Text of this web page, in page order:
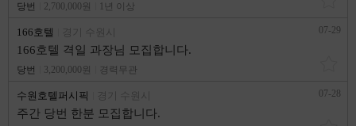
당번 2,700,000원 1년 이상
166호텔 경기 수원시
166호텔 격일 과장님 모집합니다.
당번 3,200,000원 경력무관
07-29
수원호텔퍼시픽 경기 수원시
주간 당번 한분 모집합니다.
07-28